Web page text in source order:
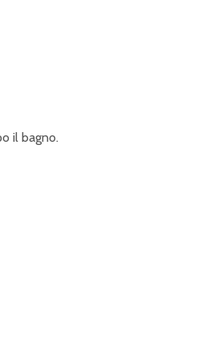
il bagno.